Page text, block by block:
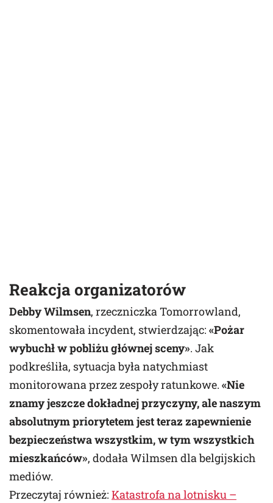
Reakcja organizatorów
Debby Wilmsen, rzeczniczka Tomorrowland,
skomentowała incydent, stwierdzając: «Pożar
wybuchł w pobliżu głównej sceny». Jak
podkreśliła, sytuacja była natychmiast
monitorowana przez zespoły ratunkowe. «Nie
znamy jeszcze dokładnej przyczyny, ale naszym
absolutnym priorytetem jest teraz zapewnienie
bezpieczeństwa wszystkim, w tym wszystkich
mieszkańców», dodała Wilmsen dla belgijskich
mediów.
Przeczytaj również: Katastrofa na lotnisku –